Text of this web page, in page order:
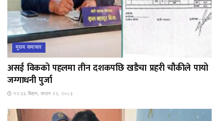
मुख्य समाचार
असई विकको पहलमा तीन दशकपछि खडैचा प्रहरी चौकीले पायो
जग्गाधनी पुर्जा
१२:३६ बिहान, साउन २२, २०८३